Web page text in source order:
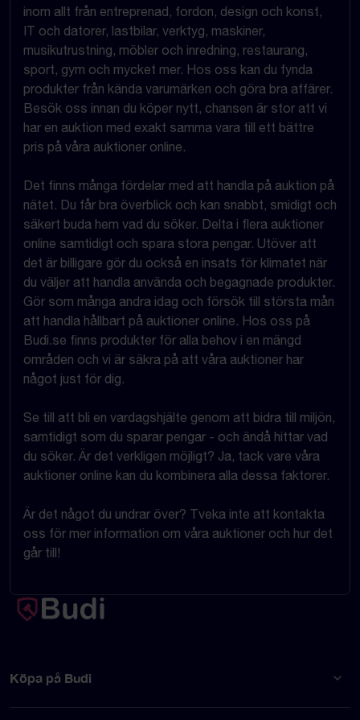
inom allt från entreprenad, fordon, design och konst,
IT och datorer, lastbilar, verktyg, maskiner,
musikutrustning, möbler och inredning, restaurang,
sport, gym och mycket mer. Hos oss kan du fynda
produkter från kända varumärken och göra bra affärer.
Besök oss innan du köper nytt, chansen är stor att vi
har en auktion med exakt samma vara till ett bättre
pris på våra auktioner online.
Det finns många fördelar med att handla på auktion på
nätet. Du får bra överblick och kan snabbt, smidigt och
säkert buda hem vad du söker. Delta i flera auktioner
online samtidigt och spara stora pengar. Utöver att
det är billigare gör du också en insats för klimatet när
du väljer att handla använda och begagnade produkter.
Gör som många andra idag och försök till största mån
att handla hållbart på auktioner online. Hos oss på
Budi.se finns produkter för alla behov i en mängd
områden och vi är säkra på att våra auktioner har
något just för dig.
Se till att bli en vardagshjälte genom att bidra till miljön,
samtidigt som du sparar pengar - och ändå hittar vad
du söker. Är det verkligen möjligt? Ja, tack vare våra
auktioner online kan du kombinera alla dessa faktorer.
Är det något du undrar över? Tveka inte att kontakta
oss för mer information om våra auktioner och hur det
går till!
Köpa på Budi